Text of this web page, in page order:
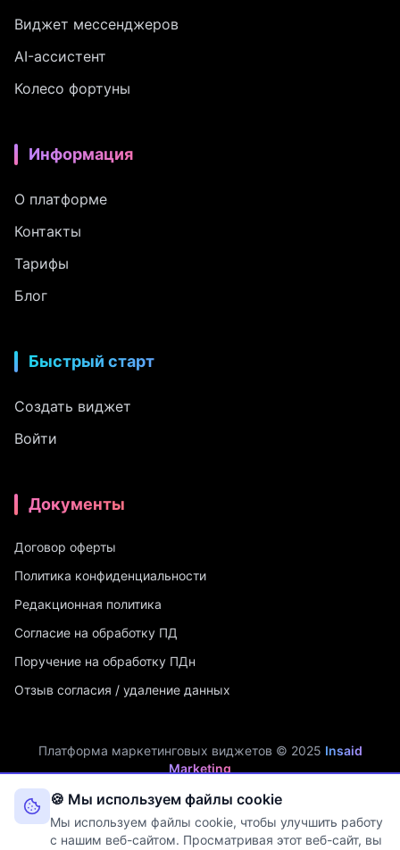
Виджет мессенджеров
AI-ассистент
Колесо фортуны
Информация
О платформе
Контакты
Тарифы
Блог
Быстрый старт
Создать виджет
Войти
Документы
Договор оферты
Политика конфиденциальности
Редакционная политика
Согласие на обработку ПД
Поручение на обработку ПДн
Отзыв согласия / удаление данных
Платформа маркетинговых виджетов © 2025 Insaid
Marketing
ИП Мухамадеев Р.А. | ИНН: 740704342750 | ОГРНИП:
321745600019048
Оператор персональных данных. Рег. № 74-25-030077 в реестре
🍪 Мы используем файлы cookie
Мы используем файлы cookie, чтобы улучшить работу
с нашим веб-сайтом. Просматривая этот веб-сайт, вы